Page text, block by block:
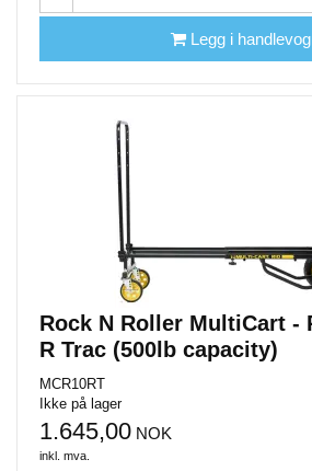
Legg i
Rock N Roller MultiCart -
R Trac (500lb capacity)
MCR10RT
Ikke på lager
1.645,00 NOK
inkl. mva.